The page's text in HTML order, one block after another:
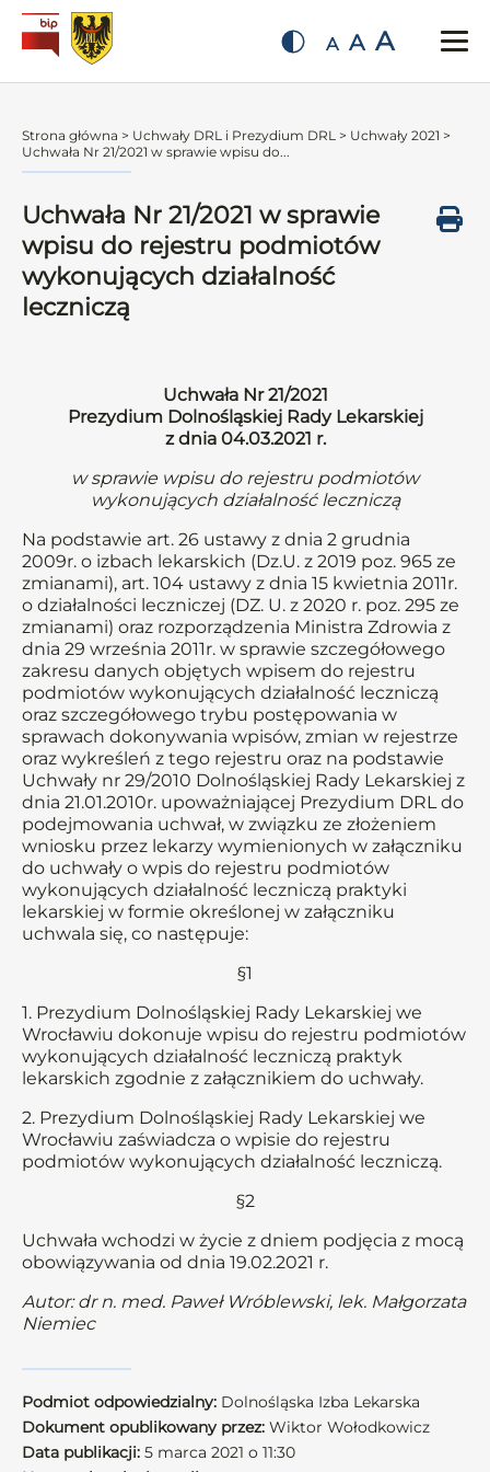
A A A
Strona główna > Uchwały DRL i Prezydium DRL > Uchwały 2021 >
Uchwała Nr 21/2021 w sprawie wpisu do...
Uchwała Nr 21/2021 w sprawie
wpisu do rejestru podmiotów
wykonujących działalność
leczniczą
Uchwała Nr 21/2021
Prezydium Dolnośląskiej Rady Lekarskiej
z dnia 04.03.2021 r.
w sprawie wpisu do rejestru podmiotów
wykonujących działalność leczniczą
Na podstawie art. 26 ustawy z dnia 2 grudnia
2009r. o izbach lekarskich (Dz.U. z 2019 poz. 965 ze
zmianami), art. 104 ustawy z dnia 15 kwietnia 2011r.
o działalności leczniczej (DZ. U. z 2020 r. poz. 295 ze
zmianami) oraz rozporządzenia Ministra Zdrowia z
dnia 29 września 2011r. w sprawie szczegółowego
zakresu danych objętych wpisem do rejestru
podmiotów wykonujących działalność leczniczą
oraz szczegółowego trybu postępowania w
sprawach dokonywania wpisów, zmian w rejestrze
oraz wykreśleń z tego rejestru oraz na podstawie
Uchwały nr 29/2010 Dolnośląskiej Rady Lekarskiej z
dnia 21.01.2010r. upoważniającej Prezydium DRL do
podejmowania uchwał, w związku ze złożeniem
wniosku przez lekarzy wymienionych w załączniku
do uchwały o wpis do rejestru podmiotów
wykonujących działalność leczniczą praktyki
lekarskiej w formie określonej w załączniku
uchwala się, co następuje:
§1
1. Prezydium Dolnośląskiej Rady Lekarskiej we
Wrocławiu dokonuje wpisu do rejestru podmiotów
wykonujących działalność leczniczą praktyk
lekarskich zgodnie z załącznikiem do uchwały.
2. Prezydium Dolnośląskiej Rady Lekarskiej we
Wrocławiu zaświadcza o wpisie do rejestru
podmiotów wykonujących działalność leczniczą.
§2
Uchwała wchodzi w życie z dniem podjęcia z mocą
obowiązywania od dnia 19.02.2021 r.
Autor: dr n. med. Paweł Wróblewski, lek. Małgorzata
Niemiec
Podmiot odpowiedzialny: Dolnośląska Izba Lekarska
Dokument opublikowany przez: Wiktor Wołodkowicz
Data publikacji: 5 marca 2021 o 11:30